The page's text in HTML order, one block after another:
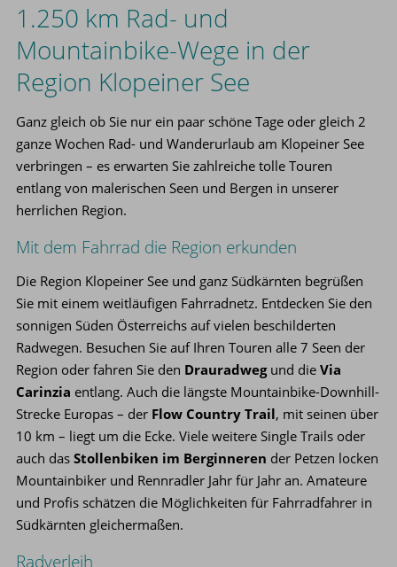
1.250 km Rad- und
Mountainbike-Wege in der
Region Klopeiner See
Ganz gleich ob Sie nur ein paar schöne Tage oder gleich 2
ganze Wochen Rad- und Wanderurlaub am Klopeiner See
verbringen – es erwarten Sie zahlreiche tolle Touren
entlang von malerischen Seen und Bergen in unserer
herrlichen Region.
Mit dem Fahrrad die Region erkunden
Die Region Klopeiner See und ganz Südkärnten begrüßen
Sie mit einem weitläufigen Fahrradnetz. Entdecken Sie den
sonnigen Süden Österreichs auf vielen beschilderten
Radwegen. Besuchen Sie auf Ihren Touren alle 7 Seen der
Region oder fahren Sie den Drauradwegund dieVia
Carinzia entlang. Auch die längste Mountainbike-Downhill-
Strecke Europas – der Flow Country Trail, mit seinen über
10 km – liegt um die Ecke. Viele weitere Single Trails oder
auch dasStollenbiken im Berginneren der Petzen locken
Mountainbiker und Rennradler Jahr für Jahr an. Amateure
und Profis schätzen die Möglichkeiten für Fahrradfahrer in
Südkärnten gleichermaßen.
Radverleih